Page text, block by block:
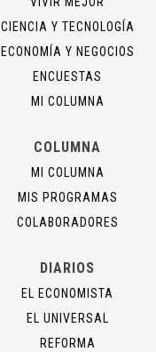
CIENCIA Y TECNOLOGÍA
ECONOMÍA Y NEGOCIOS
ENCUESTAS
MI COLUMNA
COLUMNA
MI COLUMNA
MIS PROGRAMAS
COLABORADORES
DIARIOS
EL ECONOMISTA
EL UNIVERSAL
REFORMA